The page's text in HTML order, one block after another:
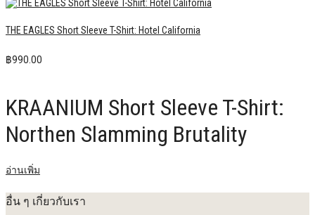
THE EAGLES Short Sleeve T-Shirt: Hotel California
฿990.00
KRAANIUM Short Sleeve T-Shirt:
Northen Slamming Brutality
อ่านเพิ่ม
อื่น ๆ เกี่ยวกับเรา